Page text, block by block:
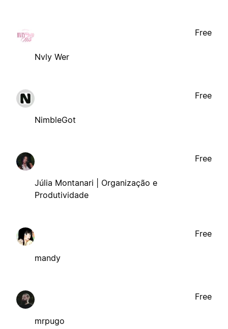
Nvly Wer
Free
NimbleGot
Free
Júlia Montanari | Organização e
Produtividade
Free
mandy
Free
mrpugo
Free